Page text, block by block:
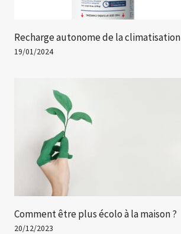
Recharge autonome de la climatisation
19/01/2024
Comment être plus écolo à la maison ?
20/12/2023